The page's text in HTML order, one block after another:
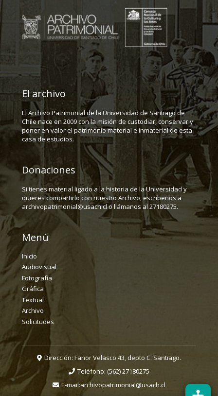
El archivo
El Archivo Patrimonial de la Universidad de Santiago de
Chile nace en 2009 con la misión de custodiar, conservar y
poner en valor el patrimonio material e inmaterial de esta
casa de estudios.
Donaciones
Si tienes material ligado a la historia de la Universidad y
quieres compartirlo con nuestro Archivo, escríbenos a
archivopatrimonial@usach.cl o llámanos al 27180275.
Menú
Inicio
Audiovisual
Fotografía
Gráfica
Textual
Archivo
Solicitudes
Dirección: Fanor Velasco 43, depto C. Santiago.
Teléfono: (562) 27180275
E-mail:archivopatrimonial@usach.cl